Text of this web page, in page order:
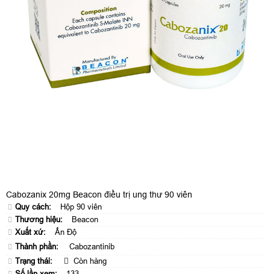
Cabozanix 20mg Beacon điều trị ung thư 90 viên
Quy cách:
Hộp 90 viên
Thương hiệu:
Beacon
Xuất xứ:
Ấn Độ
Thành phần:
Cabozantinib
Trạng thái:
Còn hàng